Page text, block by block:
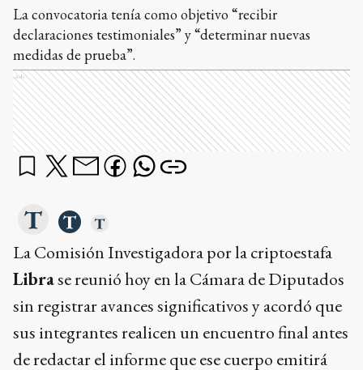
La convocatoria tenía como objetivo “recibir
declaraciones testimoniales” y “determinar nuevas
medidas de prueba”.
Ads
La Comisión Investigadora por la criptoestafa
Librase reunió hoy en la Cámara de Diputados
sin registrar avances significativos y acordó que
sus integrantes realicen un encuentro final antes
de redactar el informe que ese cuerpo emitirá